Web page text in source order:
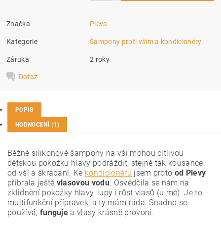
Značka Pleva
Kategorie Šampony proti vším a kondicionéry
Záruka 2 roky
Dotaz
POPIS
HODNOCENÍ (1)
Běžné silikonové šampony na vši mohou citlivou
dětskou pokožku hlavy podráždit, stejně tak kousance
od vší a škrábání. Ke kondicionéru jsem proto od Plevy
přibrala ještě vlasovou vodu. Osvědčila se nám na
zklidnění pokožky hlavy, lupy i růst vlasů (u mě). Je to
multifunkční přípravek, a ty mám ráda. Snadno se
používá, funguje a vlasy krásně provoní.